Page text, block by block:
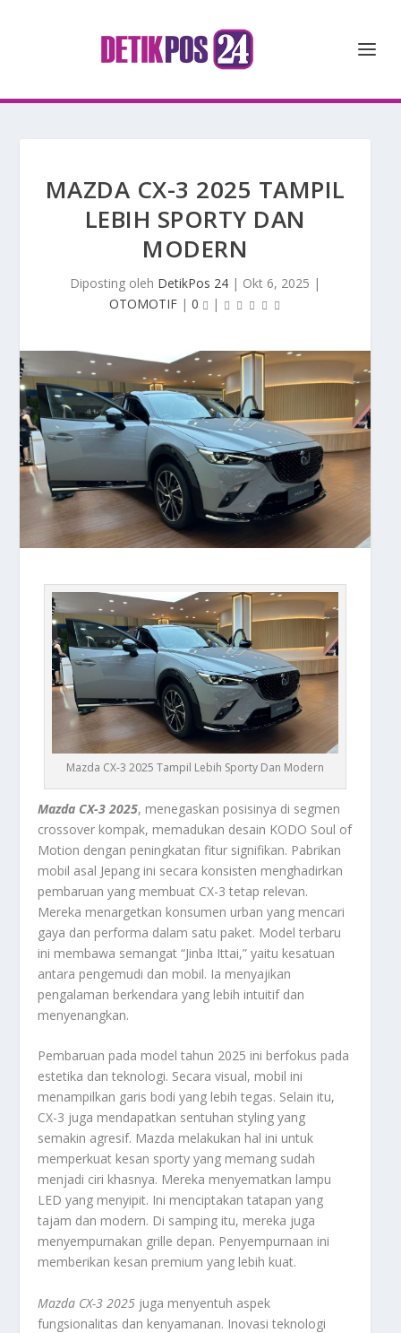
MAZDA CX-3 2025 TAMPIL
LEBIH SPORTY DAN
MODERN
Diposting oleh DetikPos 24 | Okt 6, 2025 |
OTOMOTIF| 0 |
Mazda CX-3 2025 Tampil Lebih Sporty Dan Modern
Mazda CX-3 2025, menegaskan posisinya di segmen
crossover kompak, memadukan desain KODO Soul of
Motion dengan peningkatan fitur signifikan. Pabrikan
mobil asal Jepang ini secara konsisten menghadirkan
pembaruan yang membuat CX-3 tetap relevan.
Mereka menargetkan konsumen urban yang mencari
gaya dan performa dalam satu paket. Model terbaru
ini membawa semangat “Jinba Ittai,” yaitu kesatuan
antara pengemudi dan mobil. Ia menyajikan
pengalaman berkendara yang lebih intuitif dan
menyenangkan.
Pembaruan pada model tahun 2025 ini berfokus pada
estetika dan teknologi. Secara visual, mobil ini
menampilkan garis bodi yang lebih tegas. Selain itu,
CX-3 juga mendapatkan sentuhan styling yang
semakin agresif. Mazda melakukan hal ini untuk
memperkuat kesan sporty yang memang sudah
menjadi ciri khasnya. Mereka menyematkan lampu
LED yang menyipit. Ini menciptakan tatapan yang
tajam dan modern. Di samping itu, mereka juga
menyempurnakan grille depan. Penyempurnaan ini
memberikan kesan premium yang lebih kuat.
Mazda CX-3 2025 juga menyentuh aspek
fungsionalitas dan kenyamanan. Inovasi teknologi